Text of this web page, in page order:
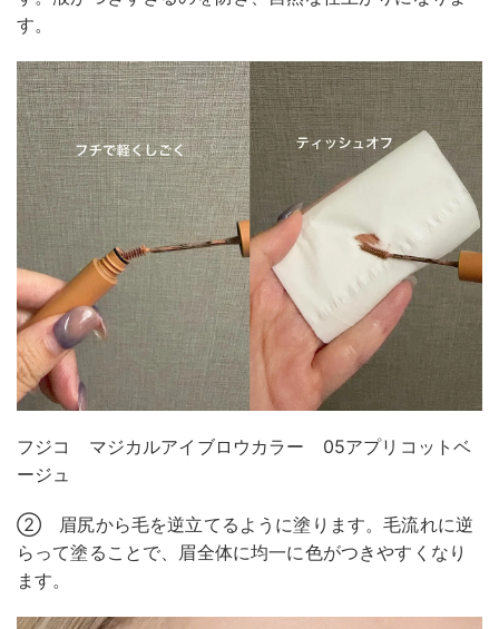
す。
フジコ マジカルアイブロウカラー 05アプリコットベ
ージュ
② 眉尻から毛を逆立てるように塗ります。毛流れに逆
らって塗ることで、眉全体に均一に色がつきやすくなり
ます。